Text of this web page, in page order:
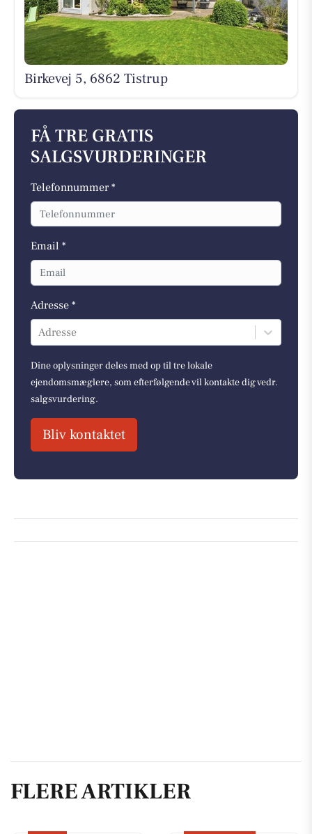
Birkevej 5, 6862 Tistrup
FÅ TRE GRATIS
SALGSVURDERINGER
Telefonnummer *
Email *
Adresse *
Adresse
Dine oplysninger deles med op til tre lokale
ejendomsmæglere, som efterfølgende vil kontakte dig vedr.
salgsvurdering.
Bliv kontaktet
FLERE ARTIKLER